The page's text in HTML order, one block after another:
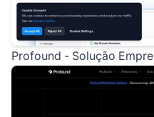
Profound - Solução